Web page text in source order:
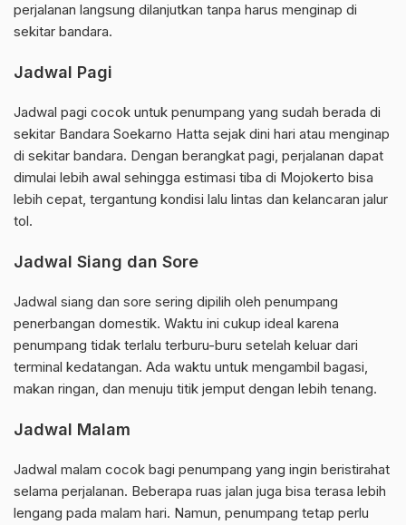
perjalanan langsung dilanjutkan tanpa harus menginap di
sekitar bandara.
Jadwal Pagi
Jadwal pagi cocok untuk penumpang yang sudah berada di
sekitar Bandara Soekarno Hatta sejak dini hari atau menginap
di sekitar bandara. Dengan berangkat pagi, perjalanan dapat
dimulai lebih awal sehingga estimasi tiba di Mojokerto bisa
lebih cepat, tergantung kondisi lalu lintas dan kelancaran jalur
tol.
Jadwal Siang dan Sore
Jadwal siang dan sore sering dipilih oleh penumpang
penerbangan domestik. Waktu ini cukup ideal karena
penumpang tidak terlalu terburu-buru setelah keluar dari
terminal kedatangan. Ada waktu untuk mengambil bagasi,
makan ringan, dan menuju titik jemput dengan lebih tenang.
Jadwal Malam
Jadwal malam cocok bagi penumpang yang ingin beristirahat
selama perjalanan. Beberapa ruas jalan juga bisa terasa lebih
lengang pada malam hari. Namun, penumpang tetap perlu